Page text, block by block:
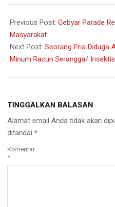
12-
30
Previous Post: Gebyar Parade
Masyarakat
Next Post: Seorang Pria Diduga
Minum Racun Serangga/
TINGGALKAN BALASAN
Alamat email Anda tidak akan
ditandai *
Komentar
*